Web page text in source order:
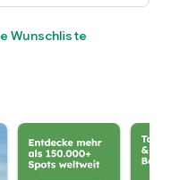
Wunschliste